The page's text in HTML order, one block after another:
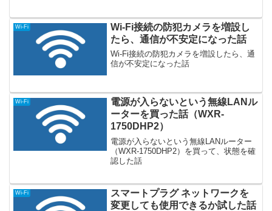
Wi-Fi
Wi-Fi接続の防犯カメラを増設し
たら、通信が不安定になった話
Wi-Fi接続の防犯カメラを増設したら、通
信が不安定になった話
Wi-Fi
電源が入らないという無線LANル
ーターを買った話（WXR-
1750DHP2）
電源が入らないという無線LANルーター
（WXR-1750DHP2）を買って、状態を確
認した話
Wi-Fi
スマートプラグ ネットワークを
変更しても使用できるか試した話